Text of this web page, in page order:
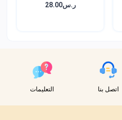
ر.س28.00
اتصل بنا التعليمات